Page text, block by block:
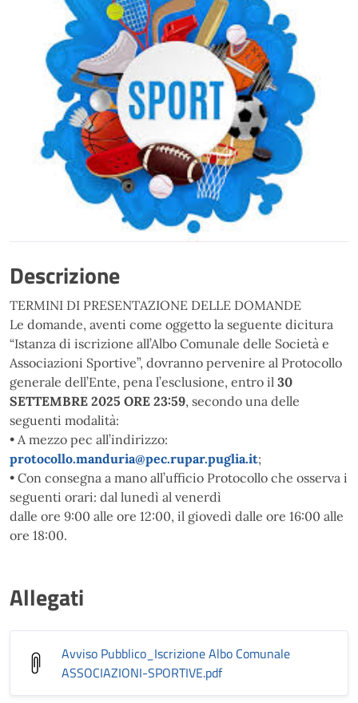
Descrizione
TERMINI DI PRESENTAZIONE DELLE DOMANDE
Le domande, aventi come oggetto la seguente dicitura
“Istanza di iscrizione all’Albo Comunale delle Società e
Associazioni Sportive”, dovranno pervenire al Protocollo
generale dell’Ente, pena l’esclusione, entro il 30
SETTEMBRE 2025 ORE 23:59, secondo una delle
seguenti modalità:
• A mezzo pec all’indirizzo:
protocollo.manduria@pec.rupar.puglia.it;
• Con consegna a mano all’ufficio Protocollo che osserva i
seguenti orari: dal lunedì al venerdì
dalle ore 9:00 alle ore 12:00, il giovedì dalle ore 16:00 alle
ore 18:00.
Allegati
Avviso Pubblico_Iscrizione Albo Comunale
ASSOCIAZIONI-SPORTIVE.pdf